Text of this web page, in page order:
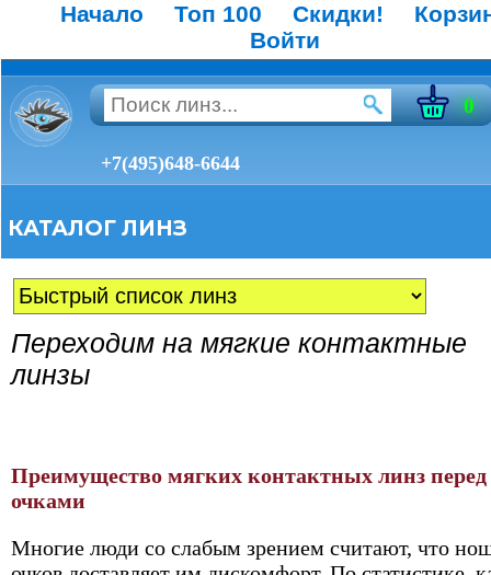
Начало Топ 100 Скидки!
Войти
0
+7(495)648-6644
КАТАЛОГ ЛИНЗ
Переходим на мягкие контактные
линзы
Преимущество мягких контактных линз перед
очками
Многие люди со слабым зрением считают, что